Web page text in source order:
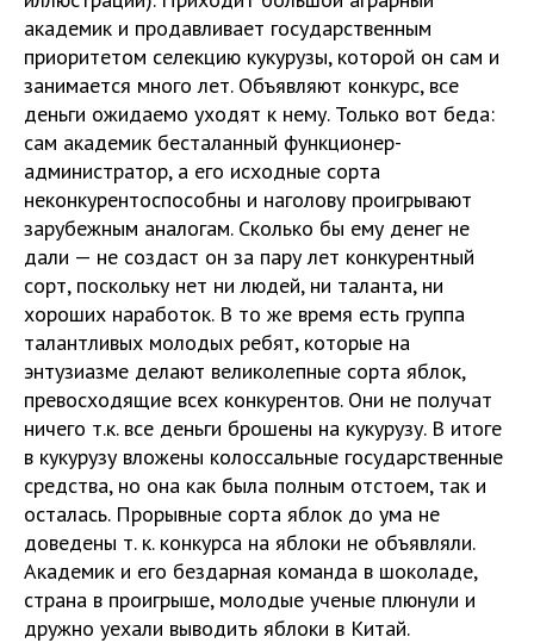
академик и продавливает государственным
приоритетом селекцию кукурузы, которой он сам и
занимается много лет. Объявляют конкурс, все
деньги ожидаемо уходят к нему. Только вот беда:
сам академик бесталанный функционер-
администратор, а его исходные сорта
неконкурентоспособны и наголову проигрывают
зарубежным аналогам. Сколько бы ему денег не
дали — не создаст он за пару лет конкурентный
сорт, поскольку нет ни людей, ни таланта, ни
хороших наработок. В то же время есть группа
талантливых молодых ребят, которые на
энтузиазме делают великолепные сорта яблок,
превосходящие всех конкурентов. Они не получат
ничего т.к. все деньги брошены на кукурузу. В итоге
в кукурузу вложены колоссальные государственные
средства, но она как была полным отстоем, так и
осталась. Прорывные сорта яблок до ума не
доведены т. к. конкурса на яблоки не объявляли.
Академик и его бездарная команда в шоколаде,
страна в проигрыше, молодые ученые плюнули и
дружно уехали выводить яблоки в Китай.